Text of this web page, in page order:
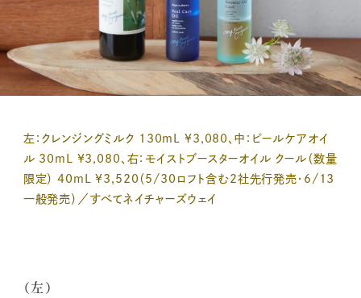
左：クレンジングミルク 130mL ¥3,080、中：ピールケアオイ
ル 30mL ¥3,080、右：モイストブースターオイル クール（数量
限定） 40mL ¥3,520（5/30ロフト含む2社先行発売・6/13
一般発売）／すべてネイチャーズウェイ
（左）